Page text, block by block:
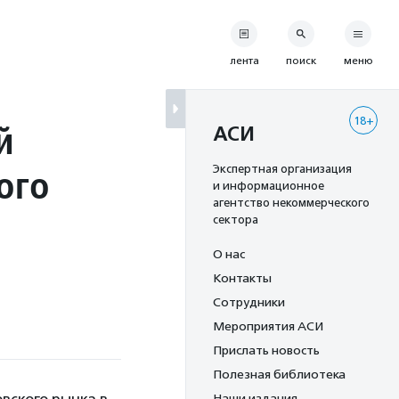
лента поиск меню
18+
АСИ
Экспертная организация
и информационное
агентство некоммерческого
сектора
О нас
Контакты
Сотрудники
Мероприятия АСИ
Прислать новость
Полезная библиотека